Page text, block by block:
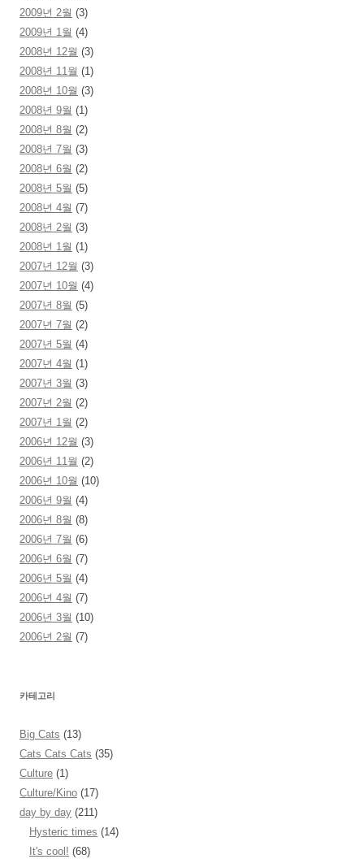
2009년 2월 (3)
2009년 1월 (4)
2008년 12월 (3)
2008년 11월 (1)
2008년 10월 (3)
2008년 9월 (1)
2008년 8월 (2)
2008년 7월 (3)
2008년 6월 (2)
2008년 5월 (5)
2008년 4월 (7)
2008년 2월 (3)
2008년 1월 (1)
2007년 12월 (3)
2007년 10월 (4)
2007년 8월 (5)
2007년 7월 (2)
2007년 5월 (4)
2007년 4월 (1)
2007년 3월 (3)
2007년 2월 (2)
2007년 1월 (2)
2006년 12월 (3)
2006년 11월 (2)
2006년 10월 (10)
2006년 9월 (4)
2006년 8월 (8)
2006년 7월 (6)
2006년 6월 (7)
2006년 5월 (4)
2006년 4월 (7)
2006년 3월 (10)
2006년 2월 (7)
카테고리
Big Cats (13)
Cats Cats Cats (35)
Culture (1)
Culture/Kino (17)
day by day (211)
Hysteric times (14)
It's cool! (68)